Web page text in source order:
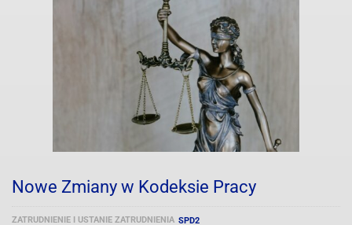
Nowe Zmiany w Kodeksie Pracy
ZATRUDNIENIE I USTANIE ZATRUDNIENIA SPD2